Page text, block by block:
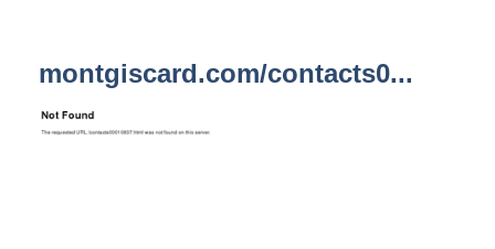
montgiscard.com/contacts0...